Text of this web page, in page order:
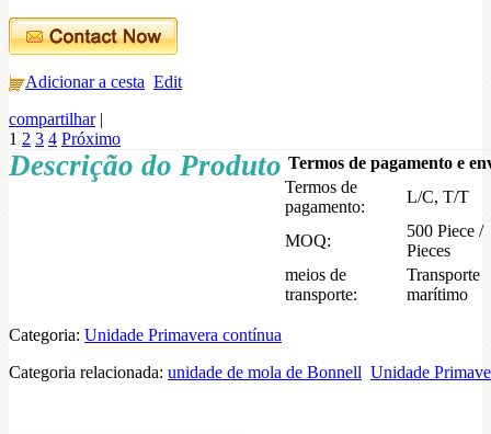
Adicionar a cesta Edit
compartilhar |
1 2 3 4 Próximo
Descrição do Produto Termos de pagamento e
Termos de
pagamento:
L/C, T/T
MOQ:
500 Piece /
Pieces
meios de
transporte:
Transporte
marítimo
Categoria: Unidade Primavera contínua
Categoria relacionada: unidade de mola de Bonnell Unidade